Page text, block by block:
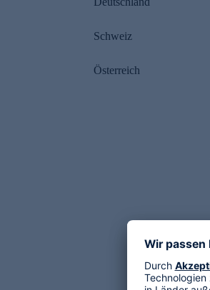
Schweiz
Österreich